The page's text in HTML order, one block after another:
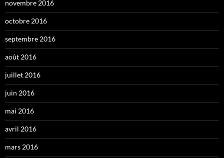
novembre 2016
octobre 2016
septembre 2016
août 2016
juillet 2016
juin 2016
mai 2016
avril 2016
mars 2016